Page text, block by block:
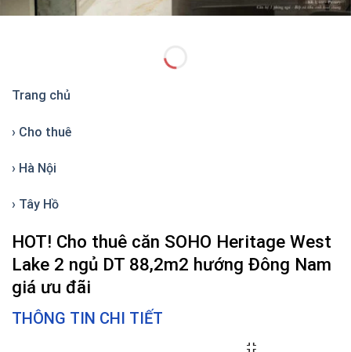
Trang chủ
› Cho thuê
› Hà Nội
› Tây Hồ
HOT! Cho thuê căn SOHO Heritage West
Lake 2 ngủ DT 88,2m2 hướng Đông Nam
giá ưu đãi
THÔNG TIN CHI TIẾT